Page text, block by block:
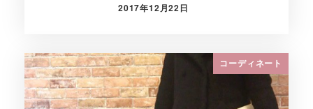
投稿日
2017年12月22日
コーディネート